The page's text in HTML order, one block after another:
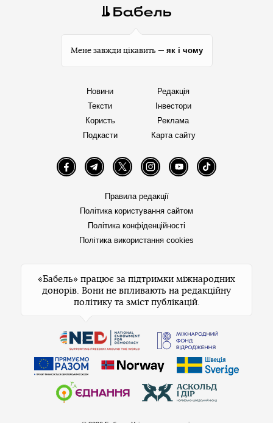
Мене завжди цікавить — як і чому
Новини
Тексти
Користь
Подкасти
Редакція
Інвестори
Реклама
Карта сайту
FacebookTelegramTwitter InstagramYouTube TikTok
Правила редакції
Політика користування сайтом
Політика конфіденційності
Політика використання cookies
«Бабель» працює за підтримки міжнародних
донорів. Вони не впливають на редакційну
політику та зміст публікацій.